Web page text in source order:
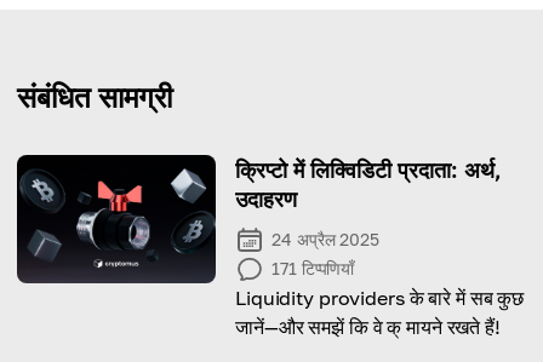
संबंधित सामग्री
क्रिप्टो में लिक्विडिटी प्रदाता: अर्थ,
उदाहरण
24 अप्रैल 2025
171 टिप्पणियाँ
Liquidity providers के बारे में सब कुछ
जानें—और समझें कि वे क् मायने रखते हैं!